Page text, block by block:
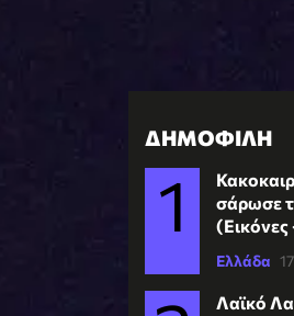
ΔΗΜΟΦΙΛΗ
σάρωσε
(Εικόνες
Ελλάδα
Λαϊκό